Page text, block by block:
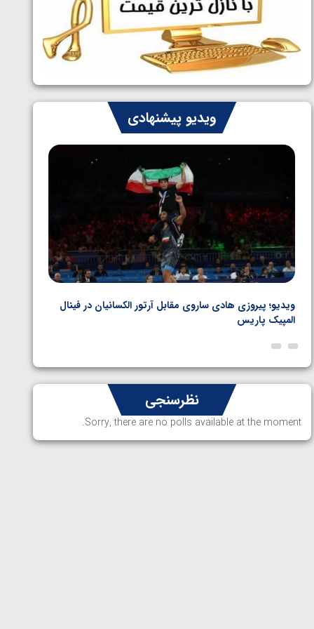
دوم کشتی فرنگی نوجوانان جهان
1405/05/06
ویدیو پیشنهادی
ویدیو؛ پیروزی هادی ساروی مقابل آرتور الکسانیان در فینال
المپیک پاریس
نظرسنجی
Sorry, there are no polls available at the moment.